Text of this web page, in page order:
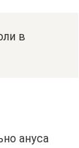
в
ануса